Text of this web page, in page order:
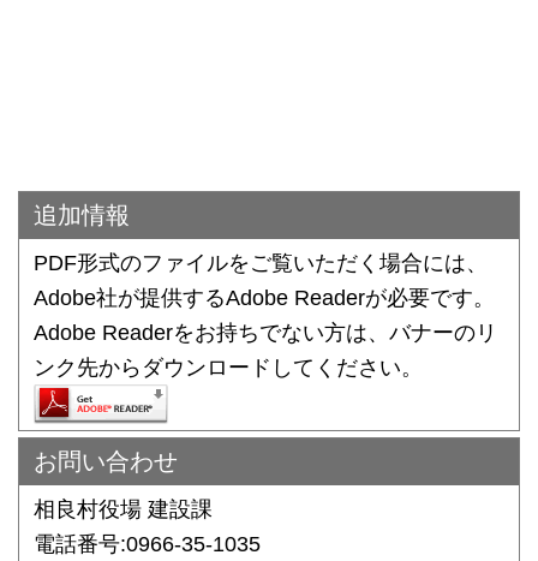
追加情報
PDF形式のファイルをご覧いただく場合には、
Adobe社が提供するAdobe Readerが必要です。
Adobe Readerをお持ちでない方は、バナーのリ
ンク先からダウンロードしてください。
お問い合わせ
相良村役場 建設課
電話番号:0966-35-1035